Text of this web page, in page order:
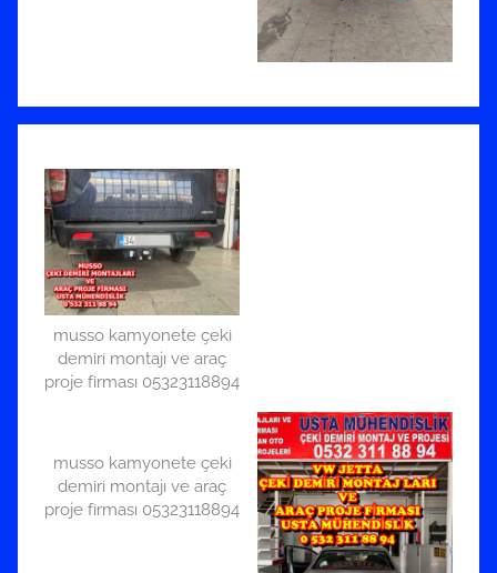
musso kamyonete çeki
demiri montajı ve araç
proje firması 05323118894
musso kamyonete çeki
demiri montajı ve araç
proje firması 05323118894